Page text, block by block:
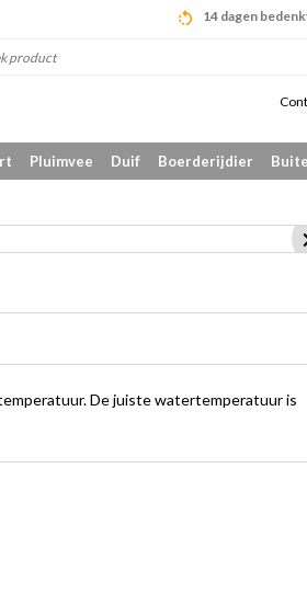
14 dagen
Pluimvee Duif Boerderijdier
De juiste watertemperatuur is